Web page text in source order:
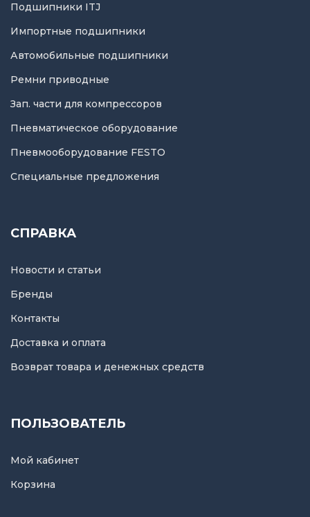
Подшипники ITJ
Импортные подшипники
Автомобильные подшипники
Ремни приводные
Зап. части для компрессоров
Пневматическое оборудование
Пневмооборудование FESTO
Специальные предложения
СПРАВКА
Новости и статьи
Бренды
Контакты
Доставка и оплата
Возврат товара и денежных средств
ПОЛЬЗОВАТЕЛЬ
Мой кабинет
Корзина